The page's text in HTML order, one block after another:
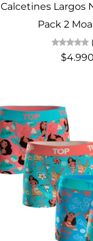
Calcetines Largos
Pack 2
$4.990